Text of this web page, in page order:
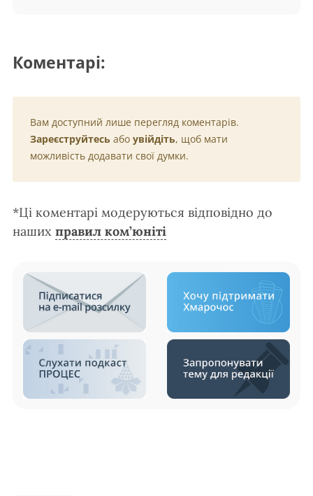
Коментарі:
Вам доступний лише перегляд коментарів.
Зареєструйтесь або увійдіть, щоб мати
можливість додавати свої думки.
*Ці коментарі модеруються відповідно до
наших правил ком’юніті